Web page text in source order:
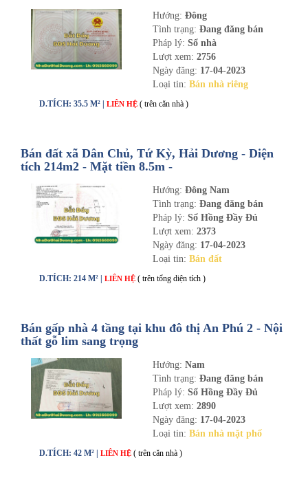
Hướng: Đông
Tình trạng: Đang đăng bán
Pháp lý: Sổ nhà
Lượt xem: 2756
Ngày đăng: 17-04-2023
Loại tin: Bán nhà riêng
D.TÍCH: 35.5 M² | LIÊN HỆ ( trên căn nhà )
Bán đất xã Dân Chủ, Tứ Kỳ, Hải Dương - Diện
tích 214m2 - Mặt tiền 8.5m -
Hướng: Đông Nam
Tình trạng: Đang đăng bán
Pháp lý: Sổ Hồng Đầy Đủ
Lượt xem: 2373
Ngày đăng: 17-04-2023
Loại tin: Bán đất
D.TÍCH: 214 M² | LIÊN HỆ ( trên tổng diện tích )
Bán gấp nhà 4 tầng tại khu đô thị An Phú 2 - Nội
thất gỗ lim sang trọng
Hướng: Nam
Tình trạng: Đang đăng bán
Pháp lý: Sổ Hồng Đầy Đủ
Lượt xem: 2890
Ngày đăng: 17-04-2023
Loại tin: Bán nhà mặt phố
D.TÍCH: 42 M² | LIÊN HỆ ( trên căn nhà )